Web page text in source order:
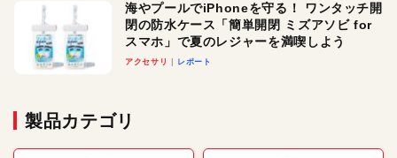
海やプールでiPhoneを守る！ ワンタッチ開
閉の防水ケース「簡単開閉 ミズアソビ for
スマホ」で夏のレジャーを満喫しよう
アクセサリ レポート
製品カテゴリ